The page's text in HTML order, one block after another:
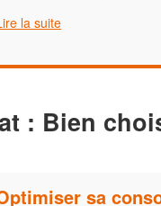
la suite
: Bien
sa